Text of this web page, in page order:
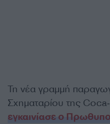
Τη νέα γραμμή
Σχηματαρίου της
εγκαινίασε ο